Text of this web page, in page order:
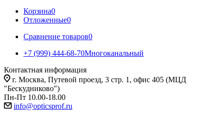
Корзина0
Отложенные0
Сравнение товаров0
+7 (999) 444-68-70Многоканальный
Контактная информация
г. Москва, Путевой проезд, 3 стр. 1, офис 405 (МЦД
"Бескудниково")
Пн-Пт 10.00-18.00
info@opticsprof.ru